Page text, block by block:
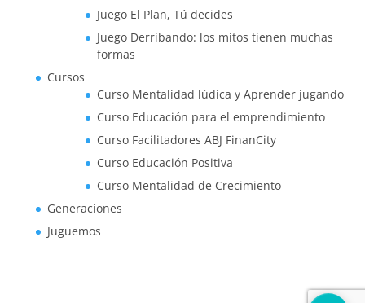
Juego El Plan, Tú decides
Juego Derribando: los mitos tienen muchas
formas
Cursos
Curso Mentalidad lúdica y Aprender jugando
Curso Educación para el emprendimiento
Curso Facilitadores ABJ FinanCity
Curso Educación Positiva
Curso Mentalidad de Crecimiento
Generaciones
Juguemos